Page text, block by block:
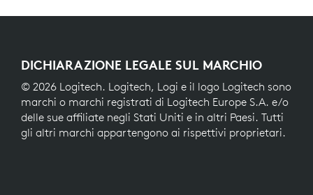
DICHIARAZIONE LEGALE SUL MARCHIO
© 2026 Logitech. Logitech, Logi e il logo Logitech sono
marchi o marchi registrati di Logitech Europe S.A. e/o
delle sue affiliate negli Stati Uniti e in altri Paesi. Tutti
gli altri marchi appartengono ai rispettivi proprietari.